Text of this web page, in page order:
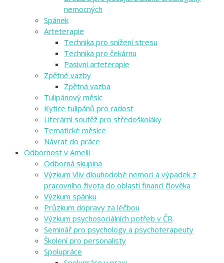
nemocných
Spánek
Arteterapie
Technika pro snížení stresu
Technika pro čekárnu
Pasivní arteterapie
Zpětné vazby
Zpětná vazba
Tulipánový měsíc
Kytice tulipánů pro radost
Literární soutěž pro středoškoláky
Tematické měsíce
Návrat do práce
Odbornost v Amelii
Odborná skupina
Výzkum Vliv dlouhodobé nemoci a výpadek z
pracovního života do oblasti financí člověka
Výzkum spánku
Průzkum dopravy za léčbou
Výzkum psychosociálních potřeb v ČR
Seminář pro psychology a psychoterapeuty
Školení pro personalisty
Spolupráce